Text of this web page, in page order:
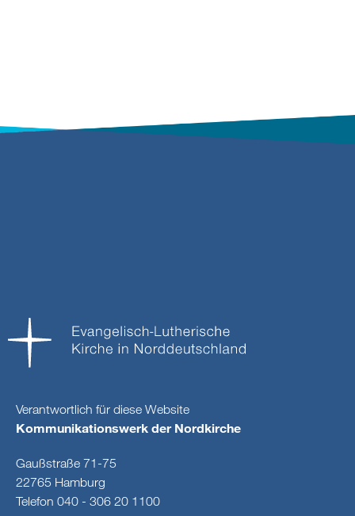
Verantwortlich für diese Website
Kommunikationswerk der Nordkirche
Gaußstraße 71-75
22765 Hamburg
Telefon 040 - 306 20 1100